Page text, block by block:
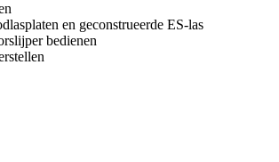
en geconstrueerde ES-las
bedienen